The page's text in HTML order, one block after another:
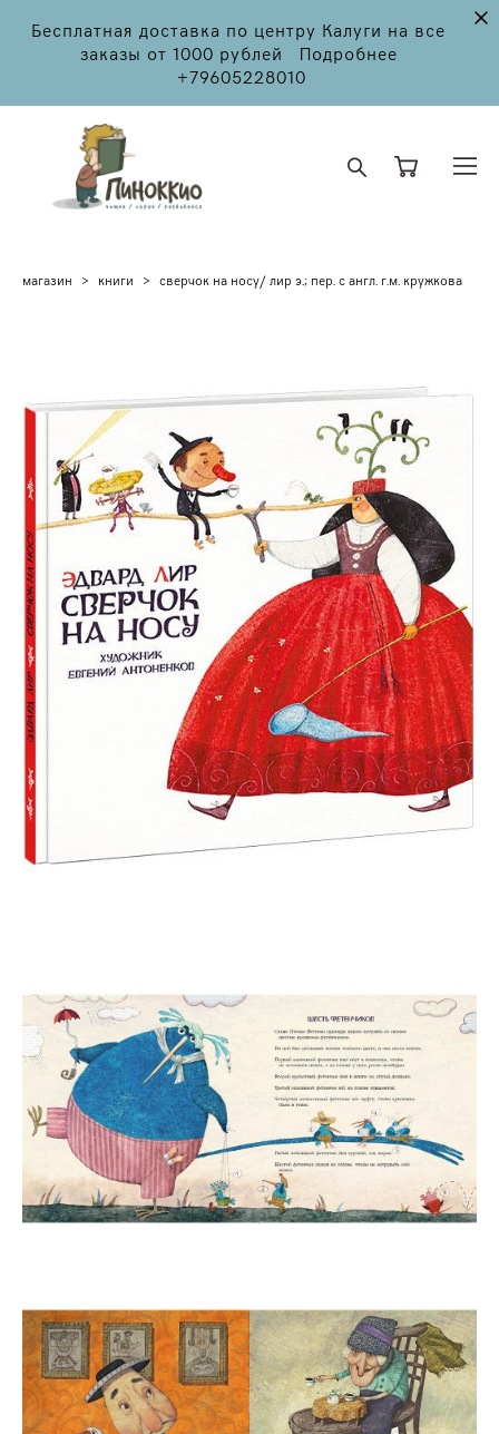
Бесплатная доставка по центру Калуги на все
заказы от 1000 рублей Подробнее
+79605228010
магазин > книги > сверчок на носу/ лир э.; пер. с англ. г.м. кружкова